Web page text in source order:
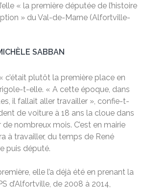
« la première députée de l’histoire
» du Val-de-Marne (Alfortville-
SABBAN
c’était plutôt la première place en
t-elle. « A cette époque, dans
il fallait aller travailler », confie-t-
de voiture à 18 ans la cloue dans
de nombreux mois. C’est en mairie
à travailler, du temps de René
puis député.
elle l’a déjà été en prenant la
d’Alfortville, de 2008 à 2014,